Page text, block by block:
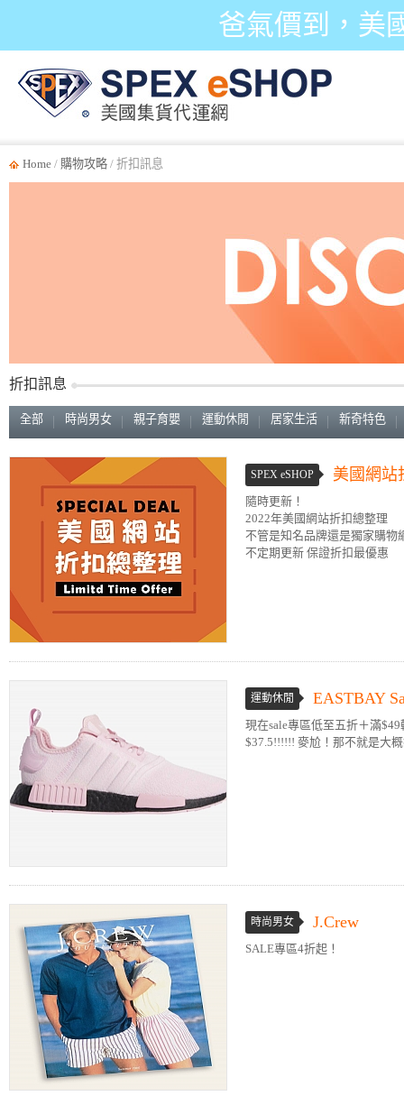
爸氣價到，美
Home / 購物攻略 / 折扣訊息
折扣訊息
全部 時尚男女 親子育嬰 運動休閒 居家生活 新奇特色
SPEX eSHOP 美國網站
隨時更新！
2022年美國網站折扣總整理
不管是知名品牌還是獨家購物
不定期更新 保證折扣最優惠
運動休閒 EASTBAY
現在sale專區低至五折＋滿
$37.5!!!!!! 麥尬！那不就是大
時尚男女 J.Crew
SALE專區4折起！